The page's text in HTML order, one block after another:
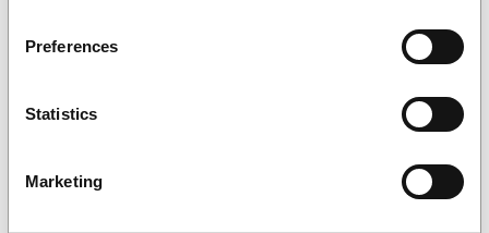
Preferences
Statistics
Marketing